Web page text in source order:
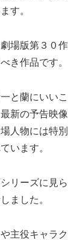
す。
場版第３０
き作品です。
と蘭にいい
新の予告映
人物には特
います。
リーズに見
ました。
主役キャラ